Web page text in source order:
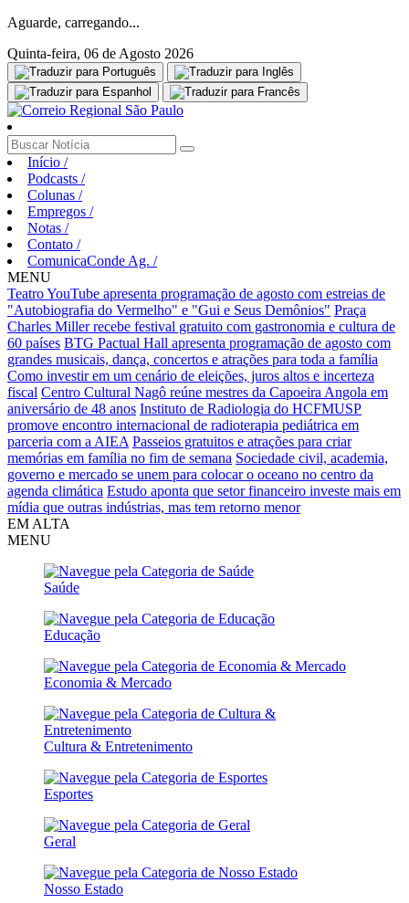
Aguarde, carregando...
Quinta-feira, 06 de Agosto 2026
Início /
Podcasts /
Colunas /
Empregos /
Notas /
Contato /
ComunicaConde Ag. /
MENU
Teatro YouTube apresenta programação de agosto com estreias de
"Autobiografia do Vermelho" e "Gui e Seus Demônios" Praça
Charles Miller recebe festival gratuito com gastronomia e cultura de
60 países BTG Pactual Hall apresenta programação de agosto com
grandes musicais, dança, concertos e atrações para toda a família
Como investir em um cenário de eleições, juros altos e incerteza
fiscal Centro Cultural Nagô reúne mestres da Capoeira Angola em
aniversário de 48 anos Instituto de Radiologia do HCFMUSP
promove encontro internacional de radioterapia pediátrica em
parceria com a AIEA Passeios gratuitos e atrações para criar
memórias em família no fim de semana Sociedade civil, academia,
governo e mercado se unem para colocar o oceano no centro da
agenda climática Estudo aponta que setor financeiro investe mais em
mídia que outras indústrias, mas tem retorno menor
EM ALTA
MENU
Saúde
Educação
Economia & Mercado
Cultura & Entretenimento
Esportes
Geral
Nosso Estado